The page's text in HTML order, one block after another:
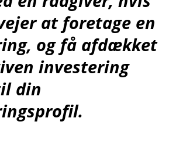
at foretage en
og få afdækket
investering
din